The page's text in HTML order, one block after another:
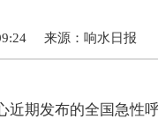
来源： 响水日报
近期发布的全国急性